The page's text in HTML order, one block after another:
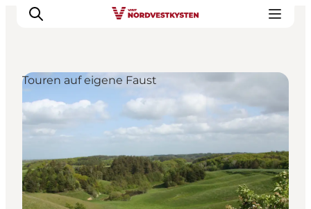
Urlaubsorte
Inspiration
Events
Unterkunft
Mach deine Urlaubsplanung
Touren auf eigene Faust